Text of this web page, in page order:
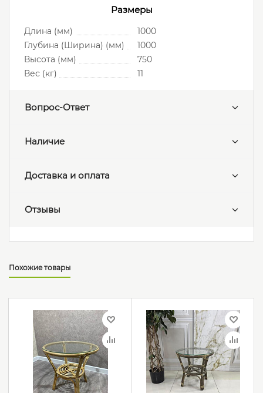
Размеры
Длина (мм)
1000
Глубина (Ширина) (мм)
1000
Высота (мм)
750
Вес (кг)
11
Вопрос-Ответ
Наличие
Доставка и оплата
Отзывы
Похожие товары